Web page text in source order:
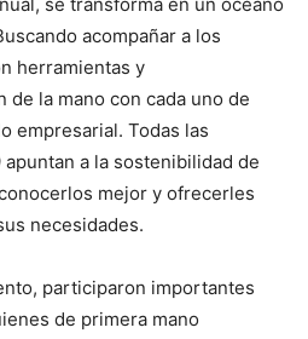
acompañar a los
herramientas y
de la mano con cada uno de
empresarial. Todas las
a la sostenibilidad de
mejor y ofrecerles
necesidades.
participaron importantes
de primera mano